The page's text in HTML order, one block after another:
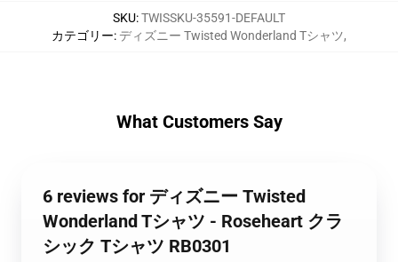
SKU:TWISSKU-35591-DEFAULT
カテゴリー:ディズニー Twisted Wonderland Tシャツ,
What Customers Say
6 reviews for ディズニー Twisted
Wonderland Tシャツ - Roseheart クラ
シック Tシャツ RB0301